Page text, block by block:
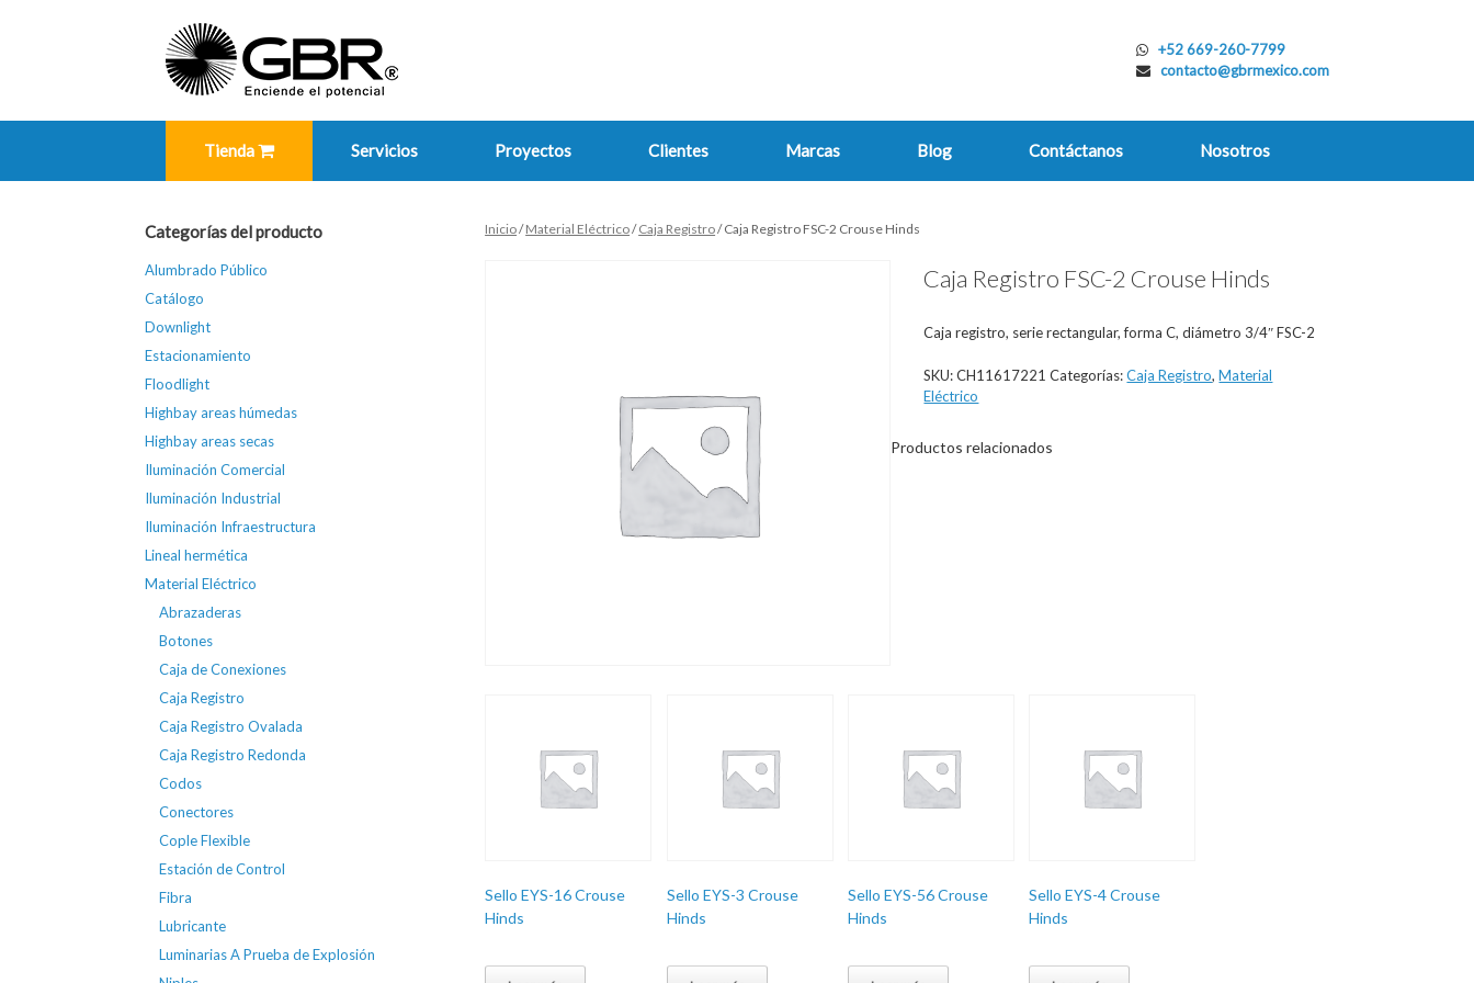
+52 669-260-7799
contacto@gbrmexico.com
Tienda Servicios Proyectos Clientes Marcas Blog Contáctanos Nosotros
Inicio/Material Eléctrico/Caja Registro/ Caja Registro FSC-2 Crouse Hinds
Caja Registro FSC-2 Crouse Hinds
Caja registro, serie rectangular, forma C, diámetro 3/4″ FSC-2
SKU:CH11617221 Categorías:Caja Registro,Material
Eléctrico
Productos relacionados
Sello EYS-16 Crouse
Hinds
Sello EYS-3 Crouse
Hinds
Sello EYS-56 Crouse
Hinds
Sello EYS-4 Crouse
Hinds
Categorías del producto
Alumbrado Público
Catálogo
Downlight
Estacionamiento
Floodlight
Highbay areas húmedas
Highbay areas secas
Iluminación Comercial
Iluminación Industrial
Iluminación Infraestructura
Lineal hermética
Material Eléctrico
Abrazaderas
Botones
Caja de Conexiones
Caja Registro
Caja Registro Ovalada
Caja Registro Redonda
Codos
Conectores
Cople Flexible
Estación de Control
Fibra
Lubricante
Luminarias A Prueba de Explosión